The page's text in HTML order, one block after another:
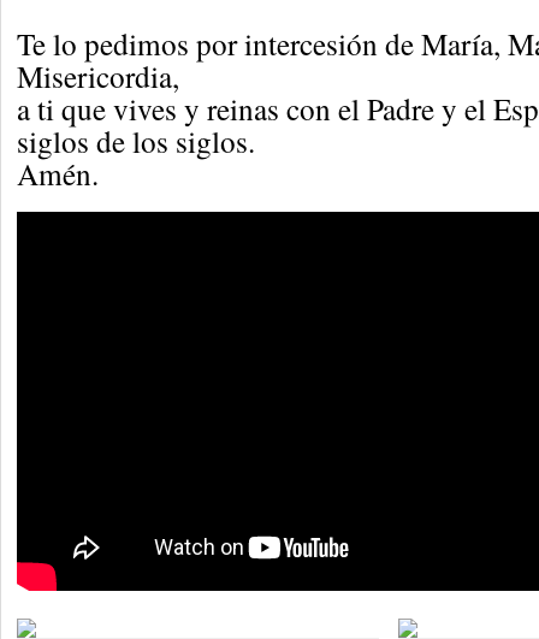
Te lo pedimos por intercesión de María,
Misericordia,
a ti que vives y reinas con el Padre y el
siglos de los siglos.
Amén.